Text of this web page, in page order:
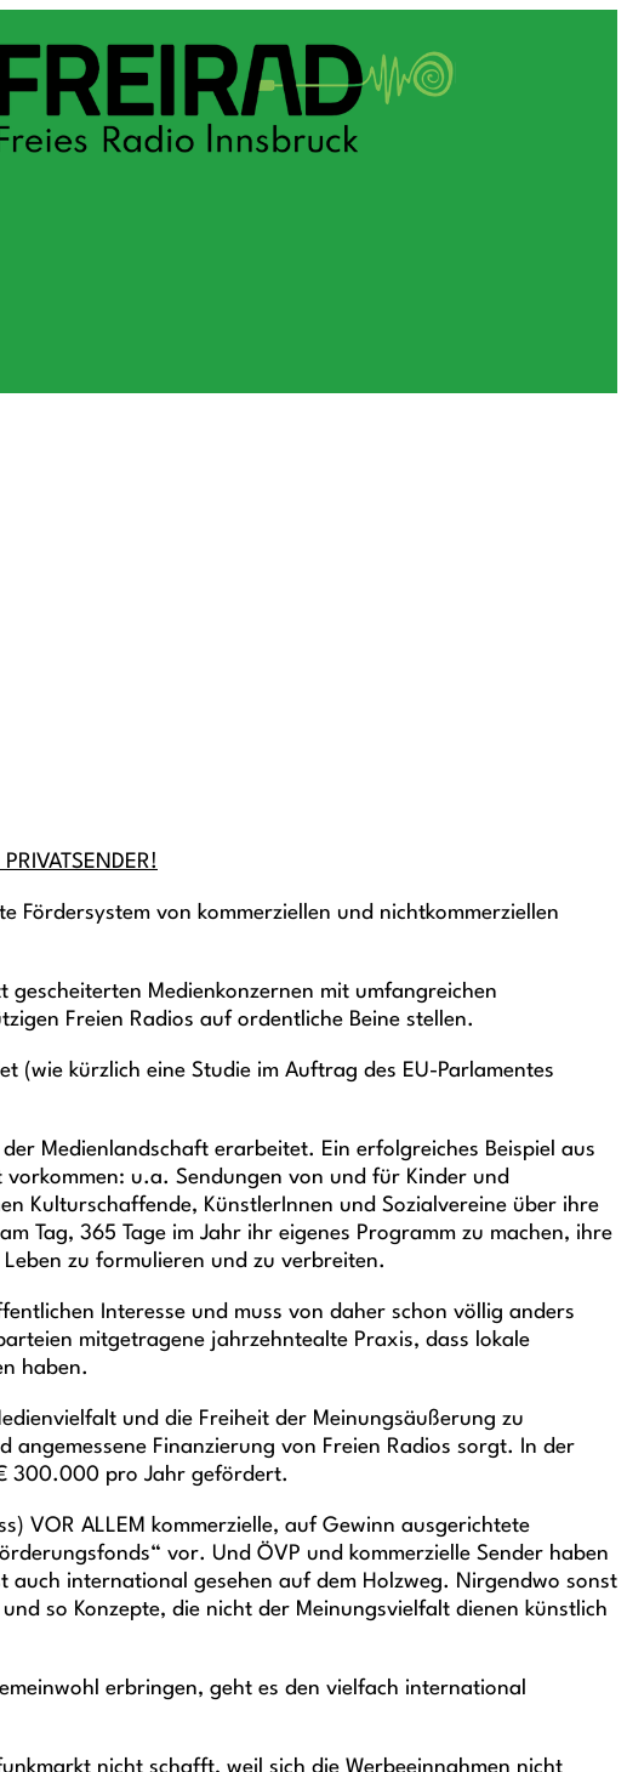
Fördersystem von kommerziellen und nichtkommerziellen
Medienkonzernen mit umfangreichen
Freien Radios auf ordentliche Beine stellen.
(wie kürzlich eine Studie im Auftrag des EU-Parlamentes
Medienlandschaft erarbeitet. Ein erfolgreiches Beispiel aus
vorkommen: u.a. Sendungen von und für Kinder und
Kulturschaffende, KünstlerInnen und Sozialvereine über ihre
Tag, 365 Tage im Jahr ihr eigenes Programm zu machen, ihre
zu formulieren und zu verbreiten.
Interesse und muss von daher schon völlig anders
mitgetragene jahrzehntealte Praxis, dass lokale
haben.
und die Freiheit der Meinungsäußerung zu
Finanzierung von Freien Radios sorgt. In der
300.000 pro Jahr gefördert.
VOR ALLEM kommerzielle, auf Gewinn ausgerichtete
vor. Und ÖVP und kommerzielle Sender haben
auch international gesehen auf dem Holzweg. Nirgendwo sonst
so Konzepte, die nicht der Meinungsvielfalt dienen künstlich
erbringen, geht es den vielfach international
nicht schafft, weil sich die Werbeeinnahmen nicht